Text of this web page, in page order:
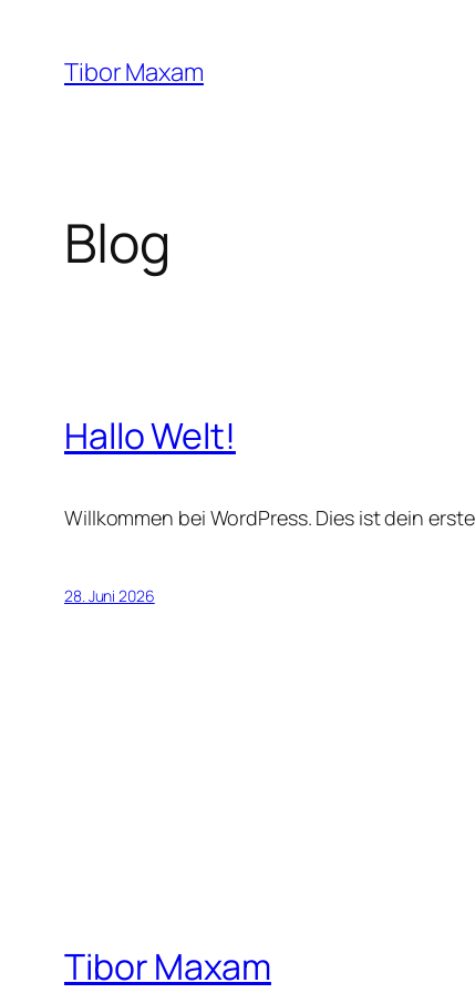
Inhalt
springen
Tibor Maxam
Blog
Hallo Welt!
Willkommen bei WordPress. Dies ist dein
28. Juni 2026
Tibor Maxam